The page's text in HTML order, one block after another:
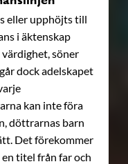
eller upphöjts till
i äktenskap
söner
dock adelskapet
kan inte föra
döttrarnas barn
Det förekommer
titel från far och